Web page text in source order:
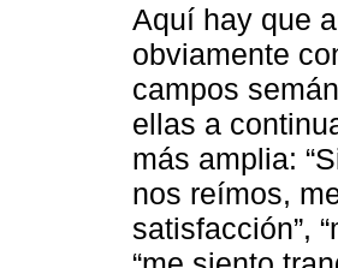
Aquí hay que
obviamente
campos
ellas a
más amplia:
nos reímos,
satisfacción”,